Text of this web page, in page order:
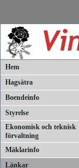
Hem
Hagsätra
Boendeinfo
Styrelse
Ekonomisk och teknisk
förvaltning
Mäklarinfo
Länkar